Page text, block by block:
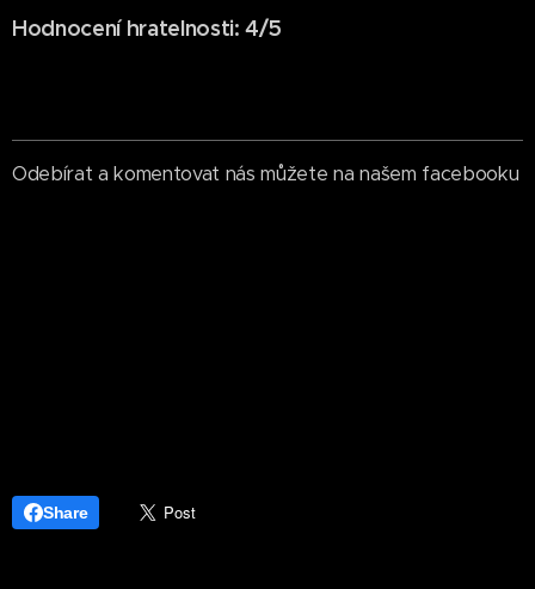
Hodnocení hratelnosti: 4/5
Odebírat a komentovat nás můžete na našem facebooku
Share